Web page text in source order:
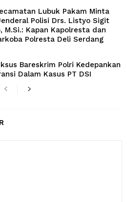
Lubuk Pakam Minta
Polisi Drs. Listyo Sigit
M.Si.: Kapan Kapolresta dan
Polresta Deli Serdang
Bareskrim Polri Kedepankan
Dalam Kasus PT DSI